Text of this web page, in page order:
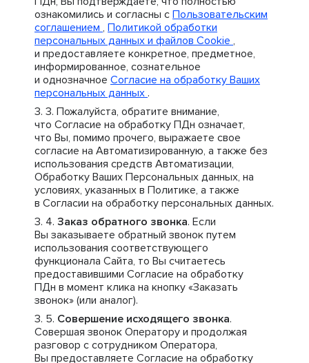
ознакомились и согласны с Пользовательским
соглашением , Политикой обработки
персональных данных и файлов Cookie ,
и предоставляете конкретное, предметное,
информированное, сознательное
и однозначное Согласие на обработку Ваших
персональных данных .
Пожалуйста, обратите внимание,
что Согласие на обработку ПДн означает,
что Вы, помимо прочего, выражаете свое
согласие на Автоматизированную, а также без
использования средств Автоматизации,
Обработку Ваших Персональных данных, на
условиях, указанных в Политике, а также
в Согласии на обработку персональных данных.
Заказ обратного звонка. Если
Вы заказываете обратный звонок путем
использования соответствующего
функционала Сайта, то Вы считаетесь
предоставившими Согласие на обработку
ПДн в момент клика на кнопку «Заказать
звонок» (или аналог).
Совершение исходящего звонка.
Совершая звонок Оператору и продолжая
разговор с сотрудником Оператора,
Вы предоставляете Согласие на обработку